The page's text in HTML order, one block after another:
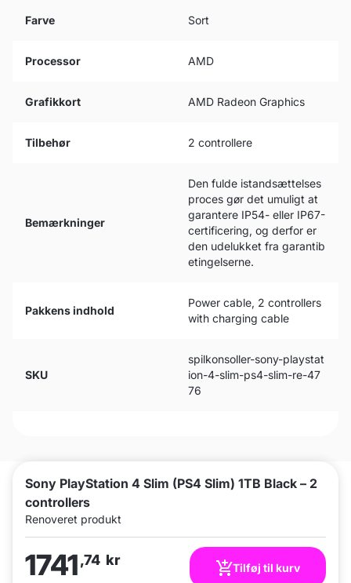
Sony PlayStation 4 Slim (PS4 Slim) 1TB Black – 2
controllers
Renoveret produkt
1741,74 kr Tilføj til kurv
Farve Sort
Processor AMD
Grafikkort AMD Radeon Graphics
Tilbehør 2 controllere
Bemærkninger
Den fulde istandsættelses
proces gør det umuligt at
garantere IP54- eller IP67-
certificering, og derfor er
den udelukket fra garantib
etingelserne.
Pakkens indhold
Power cable, 2 controllers
with charging cable
SKU
spilkonsoller-sony-playstat
ion-4-slim-ps4-slim-re-47
76